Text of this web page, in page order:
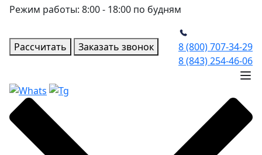
Режим работы: 8:00 - 18:00 по будням
Рассчитать Заказать звонок
8 (800) 707-34-29
8 (843) 254-46-06